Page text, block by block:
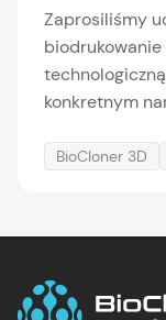
Zaprosiliśmy
biodrukowanie
konkretnym
BioCloner 3D